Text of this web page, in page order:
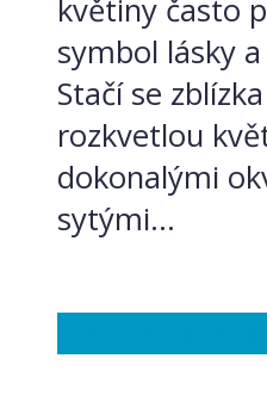
květiny často
symbol lásky
Stačí se
rozkvetlou
dokonalými
sytými...